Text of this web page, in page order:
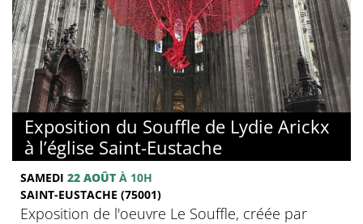
Exposition du Souffle de Lydie Arickx
à l’église Saint-Eustache
SAMEDI 22 AOÛT À 10H
SAINT-EUSTACHE (75001)
Exposition de l'oeuvre Le Souffle, créée par